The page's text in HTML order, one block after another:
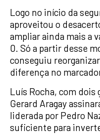
Logo no início da
aproveitou o
ampliar ainda mais a
0. Só a partir desse
conseguiu
diferença no
Luís Rocha, com dois
Gerard Aragay
liderada por Pedro
suficiente para